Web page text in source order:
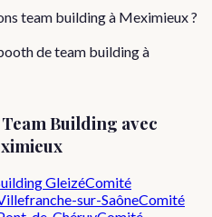
team building à Meximieux ?
de team building à
Building avec
GleizéComité
sur-SaôneComité